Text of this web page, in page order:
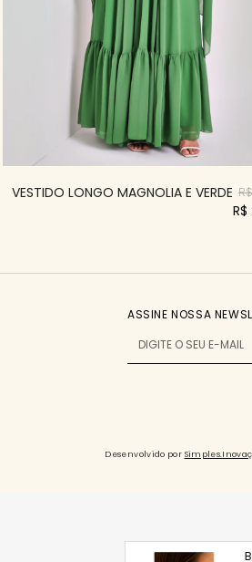
VESTIDO LONGO MAGNOLIA E VERDE
ASSINE NOSSA
Desenvolvido por